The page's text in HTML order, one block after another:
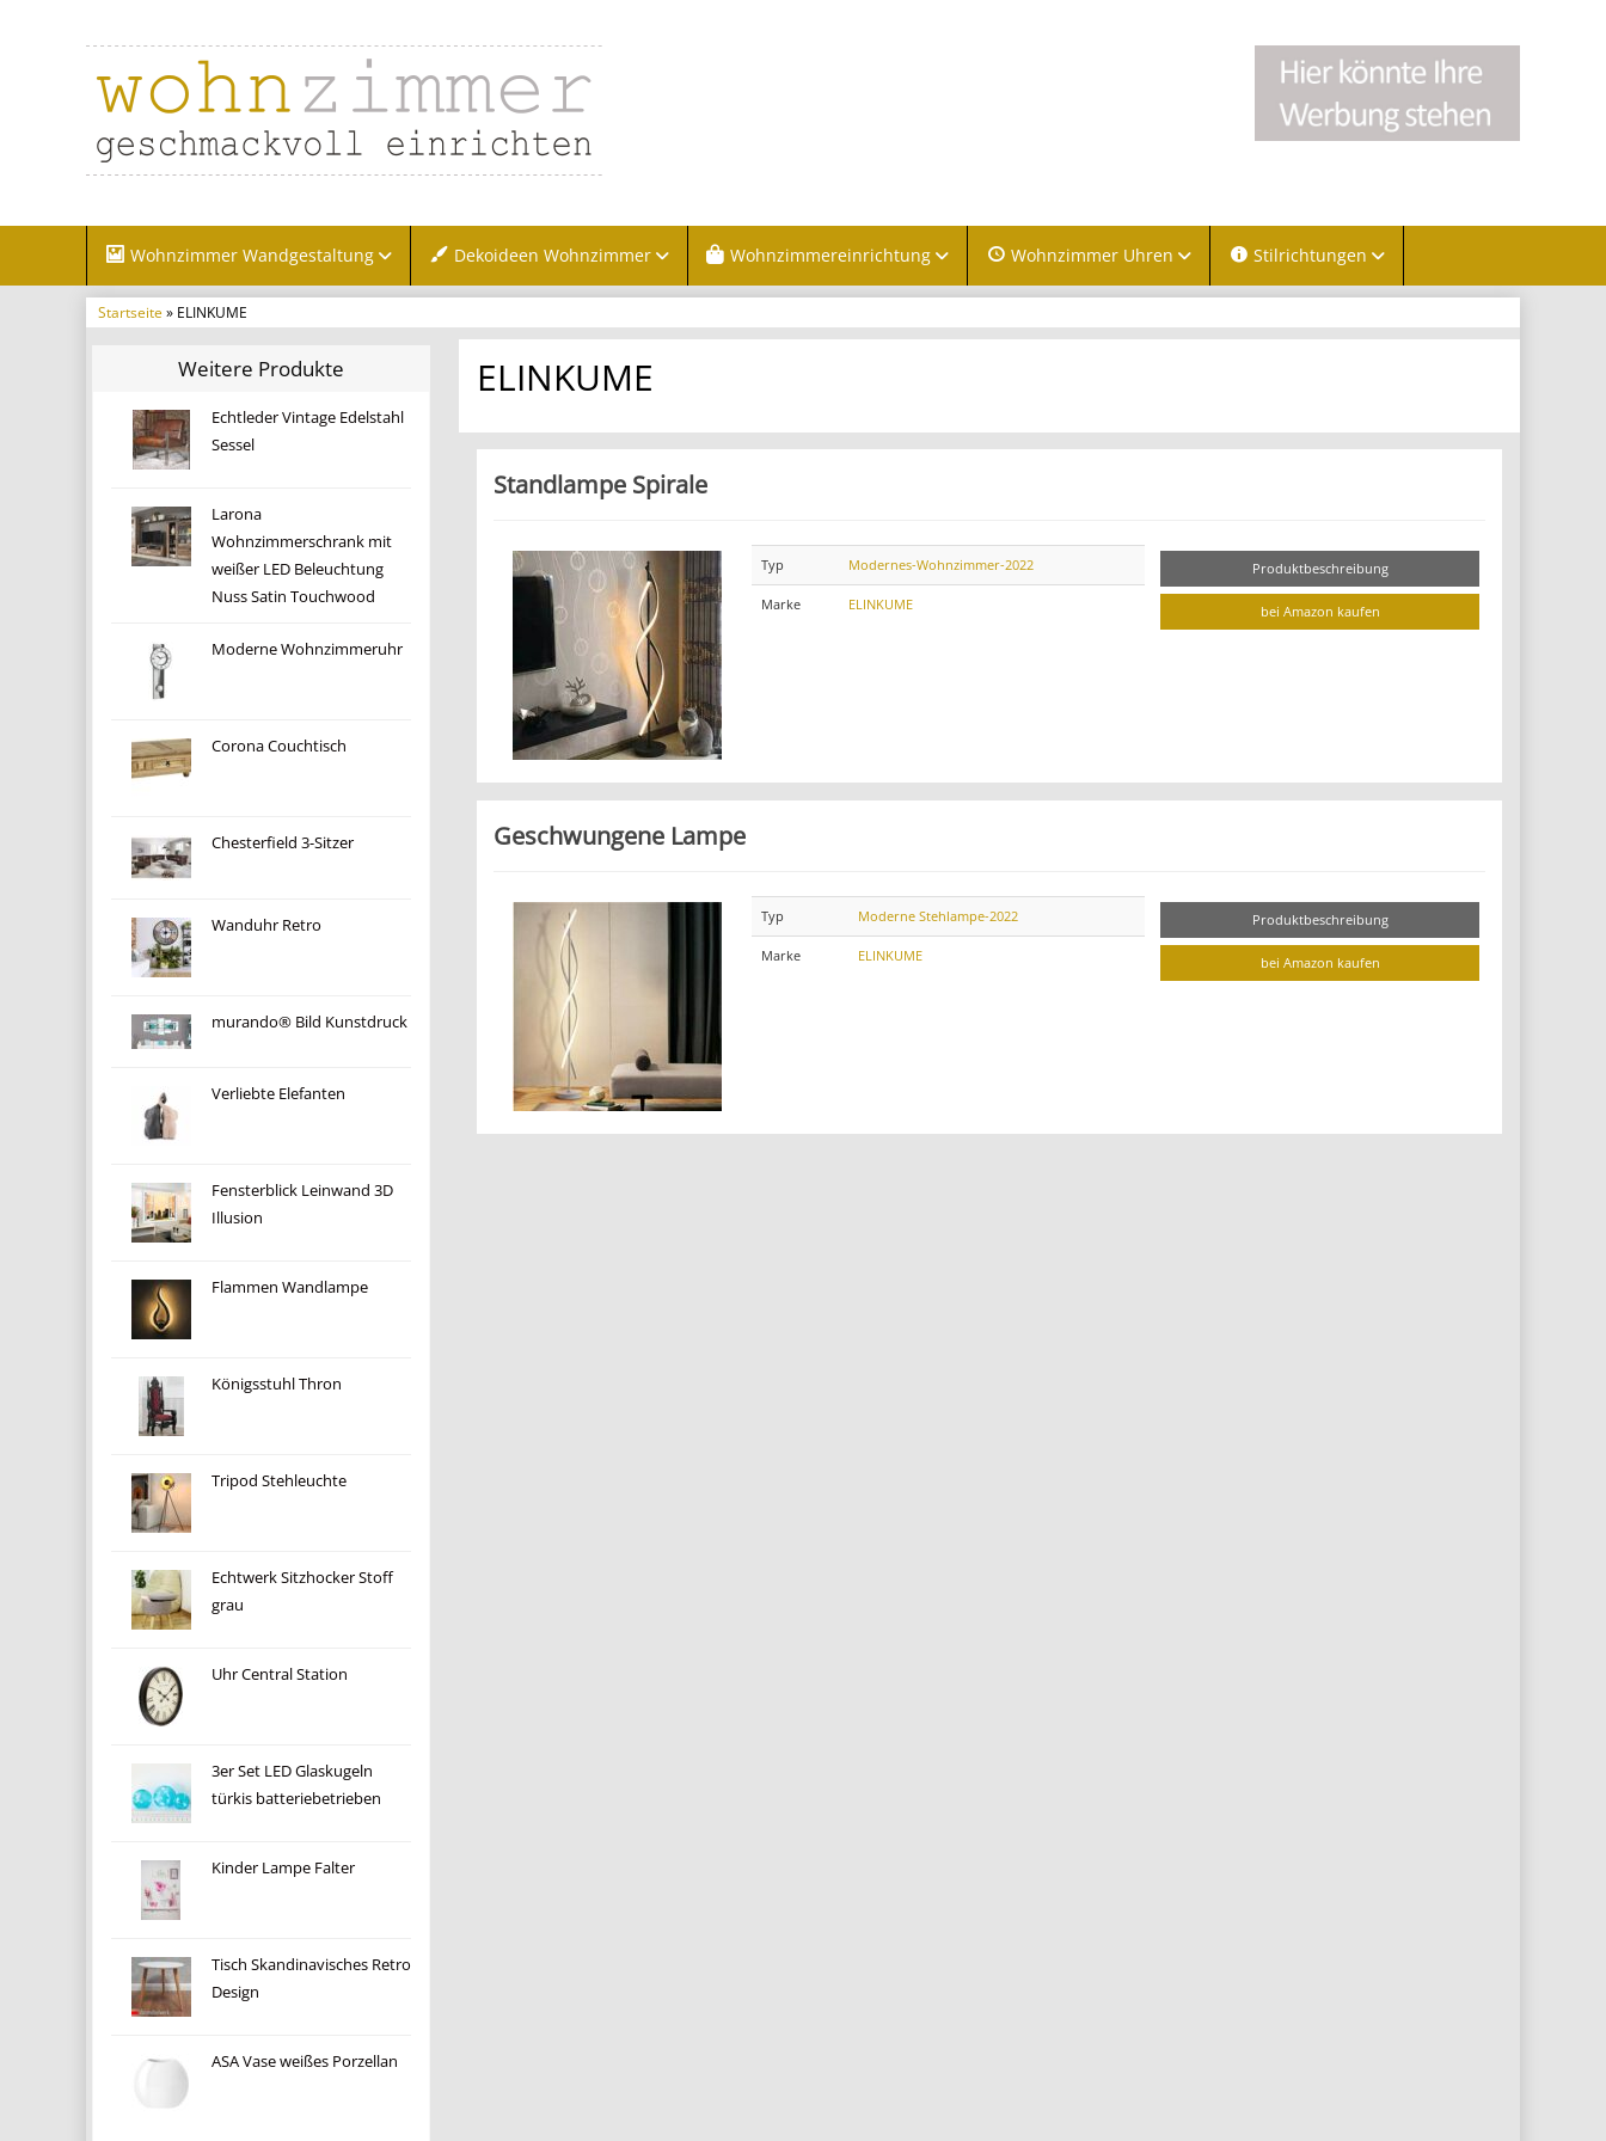
Wohnzimmer Wandgestaltung Dekoideen Wohnzimmer Wohnzimmereinrichtung Wohnzimmer Uhren Stilrichtungen
Startseite» ELINKUME
Weitere Produkte
Echtleder Vintage Edelstahl
Sessel
Larona
Wohnzimmerschrank mit
weißer LED Beleuchtung
Nuss Satin Touchwood
Moderne Wohnzimmeruhr
Corona Couchtisch
Chesterfield 3-Sitzer
Wanduhr Retro
murando® Bild Kunstdruck
Verliebte Elefanten
Fensterblick Leinwand 3D
Illusion
Flammen Wandlampe
Königsstuhl Thron
Tripod Stehleuchte
Echtwerk Sitzhocker Stoff
grau
Uhr Central Station
3er Set LED Glaskugeln
türkis batteriebetrieben
Kinder Lampe Falter
Tisch Skandinavisches Retro
Design
ASA Vase weißes Porzellan
ELINKUME
Standlampe Spirale
Typ Modernes-Wohnzimmer-2022
Marke ELINKUME
Produktbeschreibung
bei Amazon kaufen
Geschwungene Lampe
Typ Moderne Stehlampe-2022
Marke ELINKUME
Produktbeschreibung
bei Amazon kaufen